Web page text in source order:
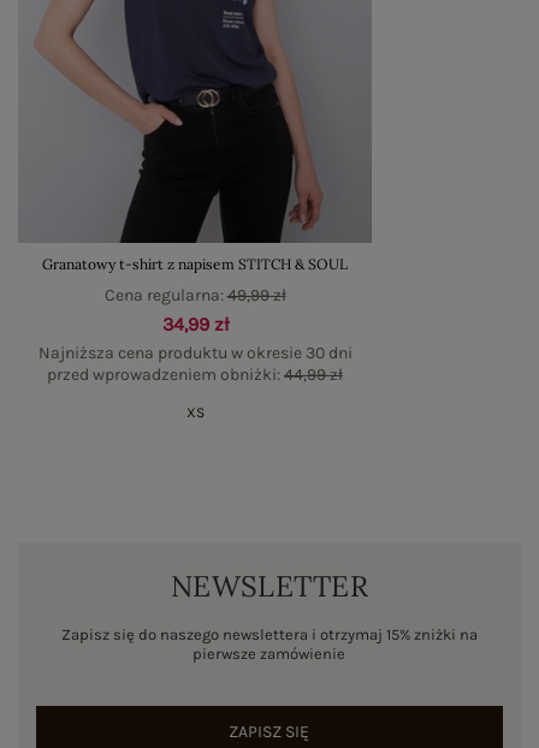
Granatowy t-shirt z napisem STITCH & SOUL
34,99 zł
Najniższa cena produktu w okresie 30 dni
przed wprowadzeniem obniżki:44,99 zł
Cena regularna:49,99 zł
XS
NEWSLETTER
Zapisz się do naszego newslettera i otrzymaj 15% zniżki na
pierwsze zamówienie
ZAPISZ SIĘ